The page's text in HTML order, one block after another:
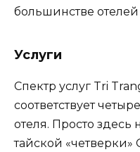
большинстве отелей
Услуги
Спектр услуг Tri
соответствует
отеля. Просто здесь
тайской «четверки»